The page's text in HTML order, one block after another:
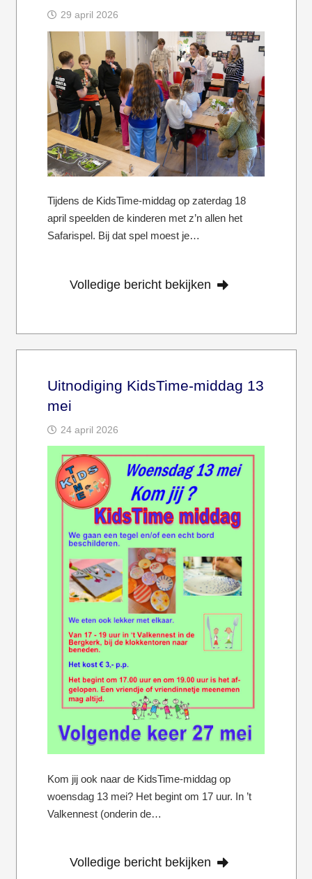
29 april 2026
Tijdens de KidsTime-middag op zaterdag 18
april speelden de kinderen met z’n allen het
Safarispel. Bij dat spel moest je…
Volledige bericht bekijken
Uitnodiging KidsTime-middag 13
mei
24 april 2026
Kom jij ook naar de KidsTime-middag op
woensdag 13 mei? Het begint om 17 uur. In ’t
Valkennest (onderin de…
Volledige bericht bekijken